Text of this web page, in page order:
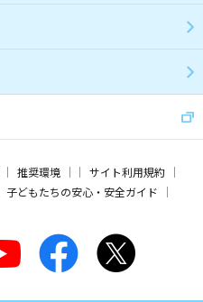
推奨環境
サイト利用規約
子どもたちの安心・安全ガイド